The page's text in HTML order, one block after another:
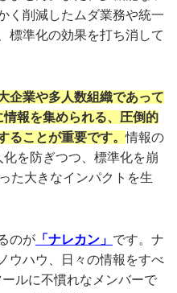
く削減したムダ業務や統一
標準化の効果を打ち消して
企業や多人数組織であって
報を集められる、圧倒的
ることが重要です。情報の
を防ぎつつ、標準化を崩
た大きなインパクトを生
のが 「ナレカン」 です。ナ
ウハウ、日々の情報をすべ
ルに不慣れなメンバーで